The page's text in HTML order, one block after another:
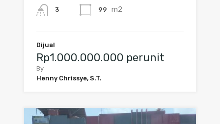
3 99 m2
Dijual
Rp1.000.000.000 perunit
By
Henny Chrissye, S.T.